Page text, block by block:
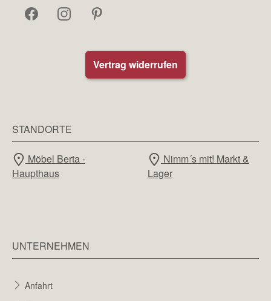
Vertrag widerrufen
STANDORTE
Möbel Berta -
Haupthaus
Nimm´s mit! Markt &
Lager
UNTERNEHMEN
Anfahrt